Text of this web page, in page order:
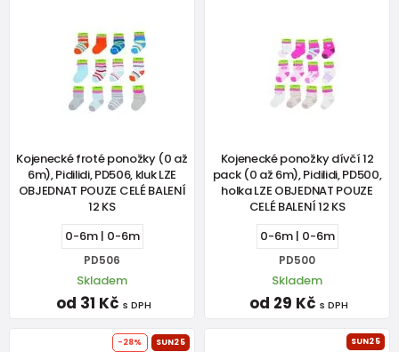
Kojenecké froté ponožky (0 až
6m), Pidilidi, PD506, kluk LZE
OBJEDNAT POUZE CELÉ BALENÍ
12 KS
0-6m | 0-6m
PD506
Skladem
od 31 Kč s DPH
Kojenecké ponožky dívčí 12
pack (0 až 6m), Pidilidi, PD500,
holka LZE OBJEDNAT POUZE
CELÉ BALENÍ 12 KS
0-6m | 0-6m
PD500
Skladem
od 29 Kč s DPH
-28% SUN25 SUN25